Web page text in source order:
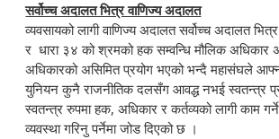
सर्वोच्च अदालत भित्र वाणिज्य अदालत
व्यवसायको लागी वाणिज्य अदालत सर्वोच्च अदालत भित्र
र धारा ३४ को श्रमको हक सम्वन्धि मौलिक अधिकार
अधिकारको असिमित प्रयोग भएको भन्दै महासंघले
युनियन कुनै राजनीतिक दलसँग आवद्ध नभई स्वतन्त्र
स्वतन्त्र रुपमा हक, अधिकार र कर्तव्यको लागी काम
व्यवस्था गरिनु पर्नेमा जोड दिएको छ ।